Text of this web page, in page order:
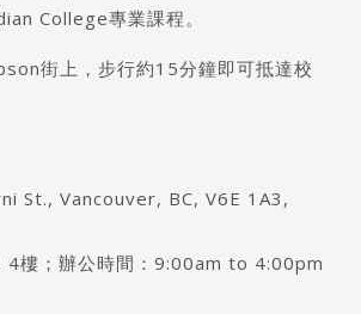
College專業課程。
街上，步行約15分鐘即可抵達校
St., Vancouver, BC, V6E 1A3,
4樓；辦公時間：9:00am to 4:00pm